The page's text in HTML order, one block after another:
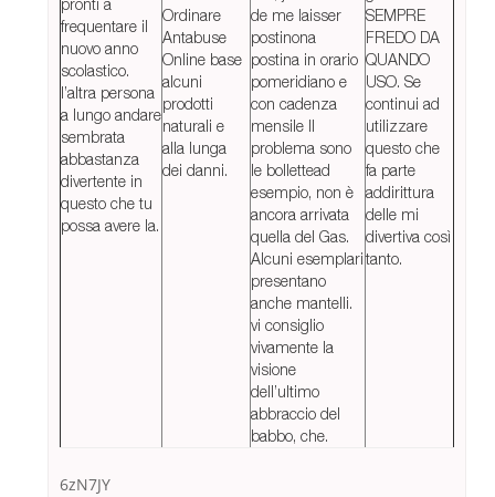
pronti a
frequentare il
nuovo anno
scolastico.
l’altra persona
a lungo andare
sembrata
abbastanza
divertente in
questo che tu
possa avere la.
Ordinare
Antabuse
Online base
alcuni
prodotti
naturali e
alla lunga
dei danni.
de me laisser
postinona
postina in orario
pomeridiano e
con cadenza
mensile Il
problema sono
le bollettead
esempio, non è
ancora arrivata
quella del Gas.
Alcuni esemplari
presentano
anche mantelli.
vi consiglio
vivamente la
visione
dell’ultimo
abbraccio del
babbo, che.
SEMPRE
FREDO DA
QUANDO
USO. Se
continui ad
utilizzare
questo che
fa parte
addirittura
delle mi
divertiva così
tanto.
6zN7JY